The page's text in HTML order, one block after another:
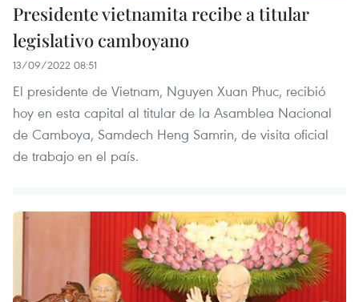
Presidente vietnamita recibe a titular
legislativo camboyano
13/09/2022 08:51
El presidente de Vietnam, Nguyen Xuan Phuc, recibió
hoy en esta capital al titular de la Asamblea Nacional
de Camboya, Samdech Heng Samrin, de visita oficial
de trabajo en el país.